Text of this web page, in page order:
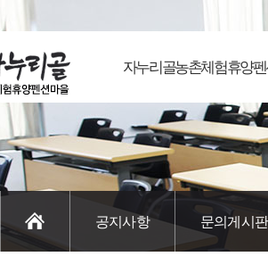
자누리골농촌체험휴양
공지사항 문의게시판